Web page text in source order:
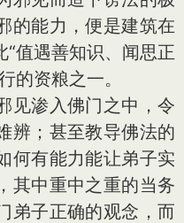
的能力，便是建筑在
值遇善知识、闻思正
的资粮之一。
渗入佛门之中，令
辨；甚至教导佛法的
何有能力能让弟子实
其中重中之重的当务
弟子正确的观念，而